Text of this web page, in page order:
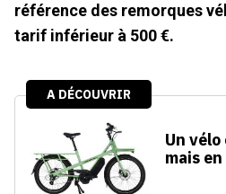
référence des remorques
tarif inférieur à 500 €.